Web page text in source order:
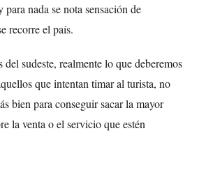
nada se nota sensación de
recorre el país.
del sudeste, realmente lo que deberemos
que intentan timar al turista, no
bien para conseguir sacar la mayor
la venta o el servicio que estén